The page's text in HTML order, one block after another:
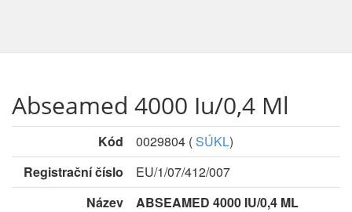
Abseamed 4000 Iu/0,4 Ml
Kód 0029804 (SÚKL)
Registrační číslo
EU/1/07/412/007
Název
ABSEAMED 4000 IU/0,4 ML